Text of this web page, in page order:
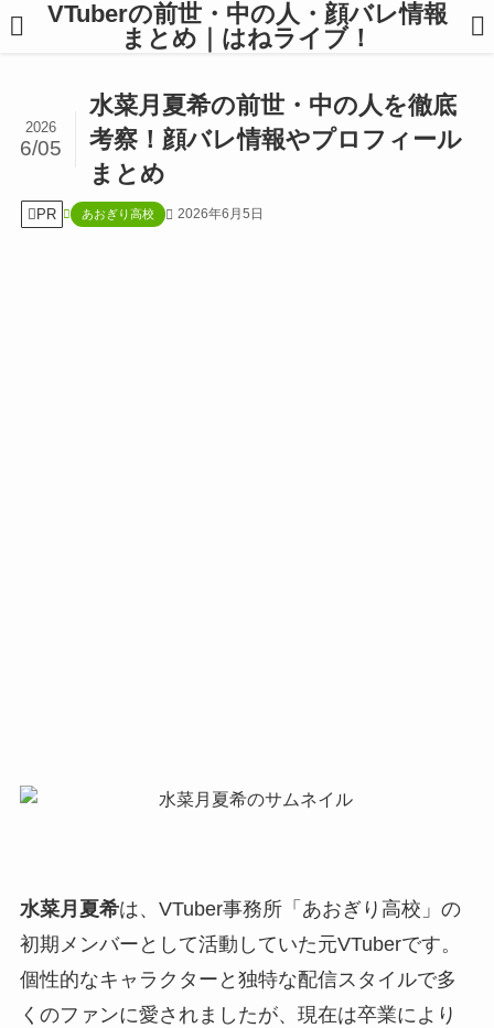
VTuberの前世・中の人・顔バレ情報
まとめ｜はねライブ！
水菜月夏希の前世・中の人を徹底
考察！顔バレ情報やプロフィール
まとめ
2026
6/05
PR あおぎり高校 2026年6月5日
水菜月夏希は、VTuber事務所「あおぎり高校」の
初期メンバーとして活動していた元VTuberです。
個性的なキャラクターと独特な配信スタイルで多
くのファンに愛されましたが、現在は卒業により